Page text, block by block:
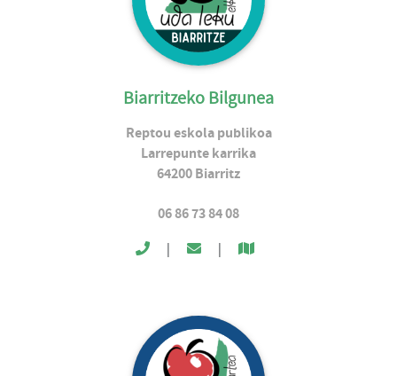
Biarritzeko Bilgunea
Reptou eskola publikoa
Larrepunte karrika
64200Biarritz
06 86 73 84 08
| |